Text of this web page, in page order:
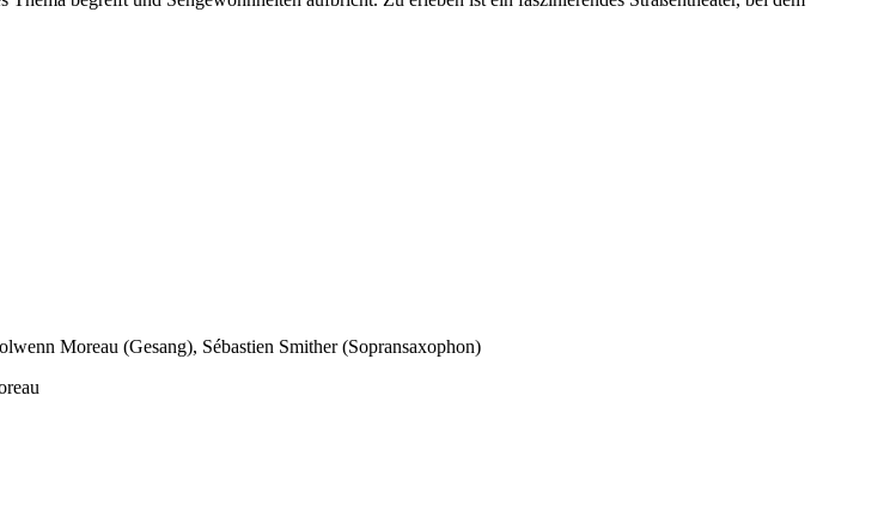
Moreau (Gesang), Sébastien Smither (Sopransaxophon)